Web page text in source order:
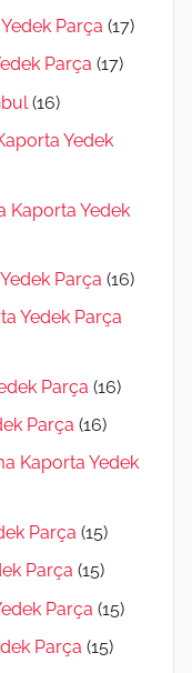
Parça (17)
Parça (17)
(16)
Yedek
Kaporta Yedek
Parça (16)
Yedek Parça
Parça (16)
Parça (16)
Kaporta Yedek
Parça (15)
Parça (15)
Parça (15)
Parça (15)